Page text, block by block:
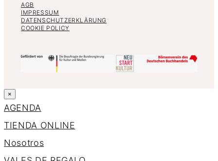
AGB
IMPRESSUM
DATENSCHUTZERKLÄRUNG
COOKIE POLICY
×
AGENDA
TIENDA ONLINE
Nosotros